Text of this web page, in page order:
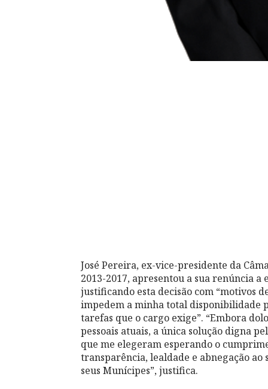
José Pereira, ex-vice-presidente da
2013-2017, apresentou a sua renúncia
justificando esta decisão com “motivos
impedem a minha total disponibilidade
tarefas que o cargo exige”. “Embora
pessoais atuais, a única solução digna
que me elegeram esperando o
transparência, lealdade e abnegação
seus Munícipes”, justifica.